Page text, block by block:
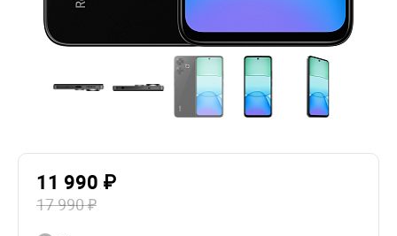
11 990 ₽
17 990 ₽